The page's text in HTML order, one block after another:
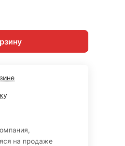
на продаже